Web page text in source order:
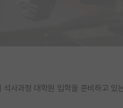
사과정 대학원 입학을 준비하고 있